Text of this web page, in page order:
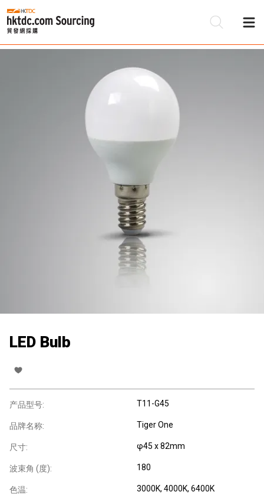
LED Bulb
产品型号: T11-G45
品牌名称: Tiger One
尺寸: φ45 x 82mm
波束角 (度): 180
色温: 3000K, 4000K, 6400K